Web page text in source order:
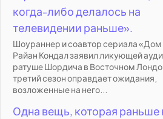
когда-либо делалось на
телевидении раньше».
Шоураннер и соавтор сериала
Райан Кондал заявил ликующей
ратуше Шордича в Восточном
третий сезон оправдает ожидания,
возложенные на него...
Одна вещь, которая раньше